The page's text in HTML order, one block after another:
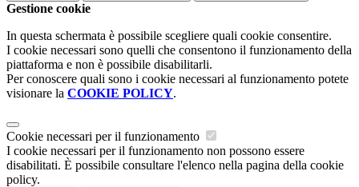
Gestione cookie
In questa schermata è possibile scegliere quali cookie consentire.
I cookie necessari sono quelli che consentono il funzionamento della
piattaforma e non è possibile disabilitarli.
Per conoscere quali sono i cookie necessari al funzionamento potete
visionare la COOKIE POLICY.
Cookie necessari per il funzionamento
I cookie necessari per il funzionamento non possono essere
disabilitati. È possibile consultare l'elenco nella pagina della cookie
policy.